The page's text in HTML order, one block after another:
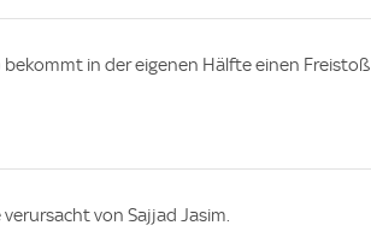
in der eigenen Hälfte einen Freistoß
verursacht von Sajjad Jasim.